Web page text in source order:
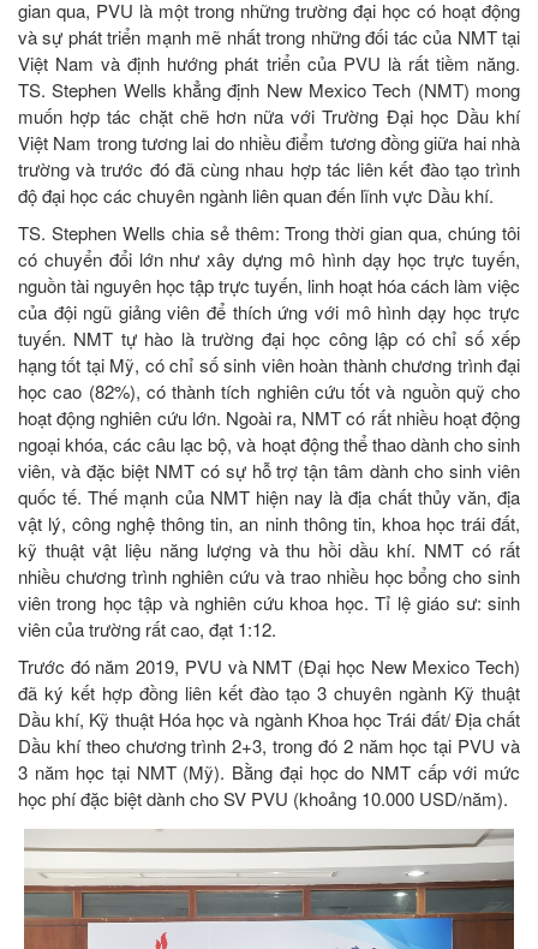
gian qua, PVU là một trong những trường đại học có hoạt động
và sự phát triển mạnh mẽ nhất trong những đối tác của NMT tại
Việt Nam và định hướng phát triển của PVU là rất tiềm năng.
TS. Stephen Wells khẳng định New Mexico Tech (NMT) mong
muốn hợp tác chặt chẽ hơn nữa với Trường Đại học Dầu khí
Việt Nam trong tương lai do nhiều điểm tương đồng giữa hai nhà
trường và trước đó đã cùng nhau hợp tác liên kết đào tạo trình
độ đại học các chuyên ngành liên quan đến lĩnh vực Dầu khí.
TS. Stephen Wells chia sẻ thêm: Trong thời gian qua, chúng tôi
có chuyển đổi lớn như xây dựng mô hình dạy học trực tuyến,
nguồn tài nguyên học tập trực tuyến, linh hoạt hóa cách làm việc
của đội ngũ giảng viên để thích ứng với mô hình dạy học trực
tuyến. NMT tự hào là trường đại học công lập có chỉ số xếp
hạng tốt tại Mỹ, có chỉ số sinh viên hoàn thành chương trình đại
học cao (82%), có thành tích nghiên cứu tốt và nguồn quỹ cho
hoạt động nghiên cứu lớn. Ngoài ra, NMT có rất nhiều hoạt động
ngoại khóa, các câu lạc bộ, và hoạt động thể thao dành cho sinh
viên, và đặc biệt NMT có sự hỗ trợ tận tâm dành cho sinh viên
quốc tế. Thế mạnh của NMT hiện nay là địa chất thủy văn, địa
vật lý, công nghệ thông tin, an ninh thông tin, khoa học trái đất,
kỹ thuật vật liệu năng lượng và thu hồi dầu khí. NMT có rất
nhiều chương trình nghiên cứu và trao nhiều học bổng cho sinh
viên trong học tập và nghiên cứu khoa học. Tỉ lệ giáo sư: sinh
viên của trường rất cao, đạt 1:12.
Trước đó năm 2019, PVU và NMT (Đại học New Mexico Tech)
đã ký kết hợp đồng liên kết đào tạo 3 chuyên ngành Kỹ thuật
Dầu khí, Kỹ thuật Hóa học và ngành Khoa học Trái đất/ Địa chất
Dầu khí theo chương trình 2+3, trong đó 2 năm học tại PVU và
3 năm học tại NMT (Mỹ). Bằng đại học do NMT cấp với mức
học phí đặc biệt dành cho SV PVU (khoảng 10.000 USD/năm).